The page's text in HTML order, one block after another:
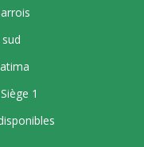
1